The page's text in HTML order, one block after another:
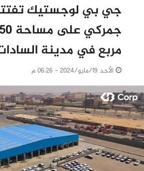
جي بي لوجستيك
مربع في مدينة
الأحد 19/مايو/2024 - 06:26 م